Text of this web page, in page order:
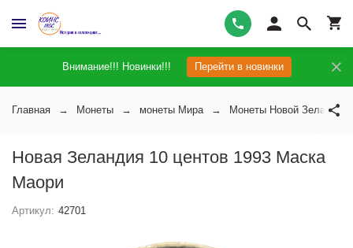
Внимание!!! Новинки!!! Перейти в новинки
Главная Монеты монеты Мира Монеты Новой Зеландии
Новая Зеландия 10 центов 1993 Маска
Маори
Артикул: 42701